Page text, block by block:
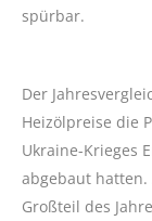
spürbar.
Der
Heizölpreise die
Ukraine-Krieges
abgebaut
Großteil des